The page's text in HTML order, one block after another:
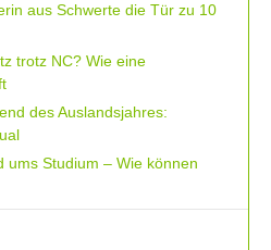
aus Schwerte die Tür zu 10
trotz NC? Wie eine
des Auslandsjahres:
ums Studium – Wie können